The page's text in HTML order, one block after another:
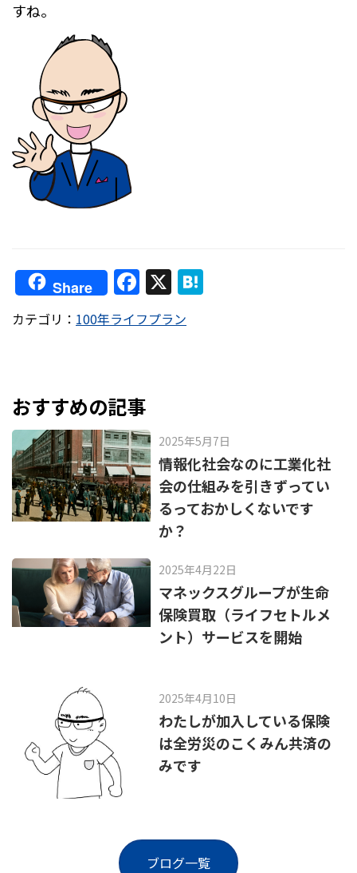
すね。
Share F
a
c
o
o
k
X
カテゴリ： 100年ライフプラン
おすすめの記事
2025年5月7日
情報化社会なのに工業化社
会の仕組みを引きずってい
るっておかしくないです
か？
2025年4月22日
マネックスグループが生命
保険買取（ライフセトルメ
ント）サービスを開始
2025年4月10日
わたしが加入している保険
は全労災のこくみん共済の
みです
ブログ一覧